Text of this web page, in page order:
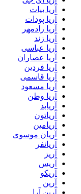
آریا بیات
آریا پودات
آریا رادمهر
آریا زند
آریا عباسی
آریا عصاران
آریا فردین
آریا قاسمی
آریا مسعود
آریا وطن
آریابد
آریاتون
آریامین
آریان موسوی
آریانفر
آریز
آریس
آریکو
آرین